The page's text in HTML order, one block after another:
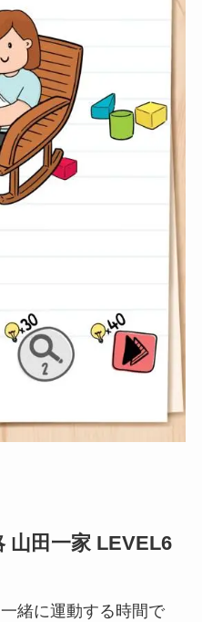
山田一家 LEVEL6
緒に運動する時間で